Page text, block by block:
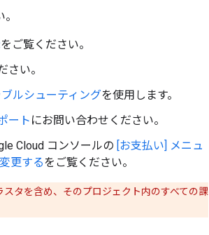
をご覧ください。
さい。
ルシューティングを使用します。
ート にお問い合わせください。
Cloud コンソールの [お支払い] メニュ
更するをご覧ください。
タを含め、そのプロジェクト内のすべての課